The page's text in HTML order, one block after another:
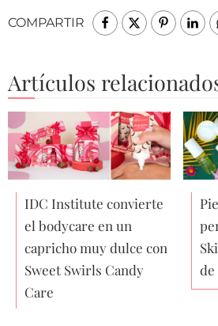
COMPARTIR
Artículos
IDC Institute convierte
el bodycare en un
capricho muy dulce con
Sweet Swirls Candy
Care